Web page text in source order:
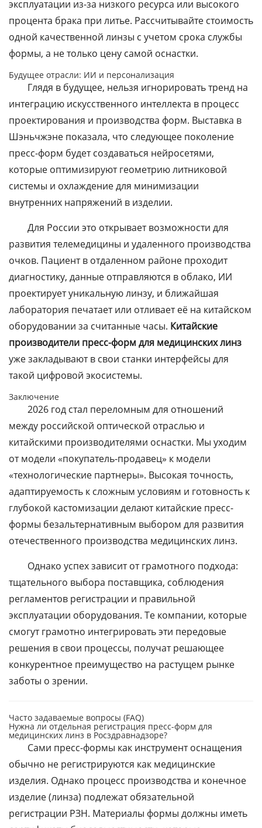
эксплуатации из-за низкого ресурса или высокого
процента брака при литье. Рассчитывайте стоимость
одной качественной линзы с учетом срока службы
формы, а не только цену самой оснастки.
Будущее отрасли: ИИ и персонализация
Глядя в будущее, нельзя игнорировать тренд на
интеграцию искусственного интеллекта в процесс
проектирования и производства форм. Выставка в
Шэньчжэне показала, что следующее поколение
пресс-форм будет создаваться нейросетями,
которые оптимизируют геометрию литниковой
системы и охлаждение для минимизации
внутренних напряжений в изделии.
Для России это открывает возможности для
развития телемедицины и удаленного производства
очков. Пациент в отдаленном районе проходит
диагностику, данные отправляются в облако, ИИ
проектирует уникальную линзу, и ближайшая
лаборатория печатает или отливает её на китайском
оборудовании за считанные часы. Китайские
производители пресс-форм для медицинских линз
уже закладывают в свои станки интерфейсы для
такой цифровой экосистемы.
Заключение
2026 год стал переломным для отношений
между российской оптической отраслью и
китайскими производителями оснастки. Мы уходим
от модели «покупатель-продавец» к модели
«технологические партнеры». Высокая точность,
адаптируемость к сложным условиям и готовность к
глубокой кастомизации делают китайские пресс-
формы безальтернативным выбором для развития
отечественного производства медицинских линз.
Однако успех зависит от грамотного подхода:
тщательного выбора поставщика, соблюдения
регламентов регистрации и правильной
эксплуатации оборудования. Те компании, которые
смогут грамотно интегрировать эти передовые
решения в свои процессы, получат решающее
конкурентное преимущество на растущем рынке
заботы о зрении.
Часто задаваемые вопросы (FAQ)
Нужна ли отдельная регистрация пресс-форм для
медицинских линз в Росздравнадзоре?
Сами пресс-формы как инструмент оснащения
обычно не регистрируются как медицинские
изделия. Однако процесс производства и конечное
изделие (линза) подлежат обязательной
регистрации РЗН. Материалы формы должны иметь